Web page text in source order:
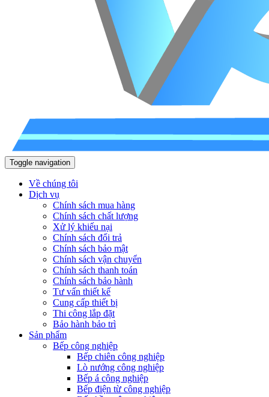
Toggle navigation
Về chúng tôi
Dịch vụ
Chính sách mua hàng
Chính sách chất lượng
Xử lý khiếu nại
Chính sách đổi trả
Chính sách bảo mật
Chính sách vận chuyển
Chính sách thanh toán
Chính sách bảo hành
Tư vấn thiết kế
Cung cấp thiết bị
Thi công lắp đặt
Bảo hành bảo trì
Sản phẩm
Bếp công nghiệp
Bếp chiên công nghiệp
Lò nướng công nghiệp
Bếp á công nghiệp
Bếp điện từ công nghiệp